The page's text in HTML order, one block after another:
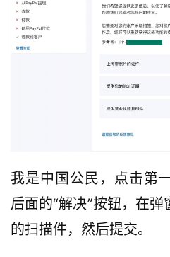
我是中国公民，点击第
后面的“解决”按钮，在
的扫描件，然后提交。